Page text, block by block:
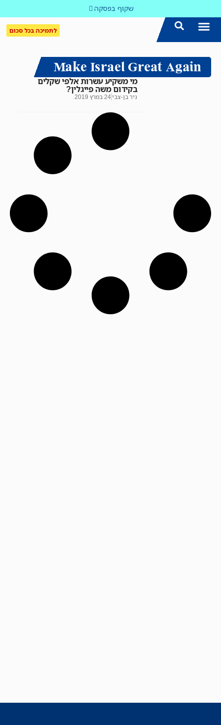
שקוף בפסקה
לתמיכה בכל סכום
Make Israel Great Again
מי משקיע עשרות אלפי שקלים
בקידום משה פייגלין?
ניר בן-צבי24 במרץ 2019